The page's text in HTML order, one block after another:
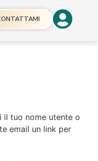
il tuo nome utente o
email un link per